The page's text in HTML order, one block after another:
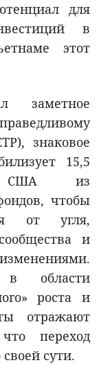
для
в
этот
заметное
знаковое
15,5
США из
чтобы
от угля,
и
в области
роста и
отражают
переход
сути.